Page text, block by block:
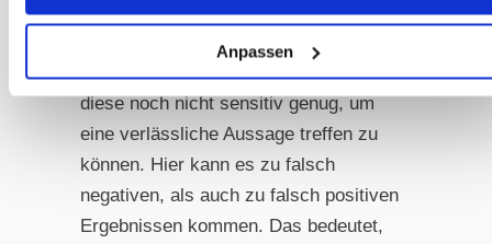
Anpassen
(Enzyme Linked Immuno Absorbance
Assay) werden die IgE-Antikörper im
Serum nachgewiesen. Allerdings sind
diese noch nicht sensitiv genug, um
eine verlässliche Aussage treffen zu
können. Hier kann es zu falsch
negativen, als auch zu falsch positiven
Ergebnissen kommen. Das bedeutet,